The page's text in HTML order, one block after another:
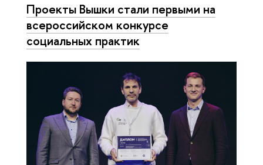
Проекты Вышки стали первыми на
всероссийском конкурсе
социальных практик